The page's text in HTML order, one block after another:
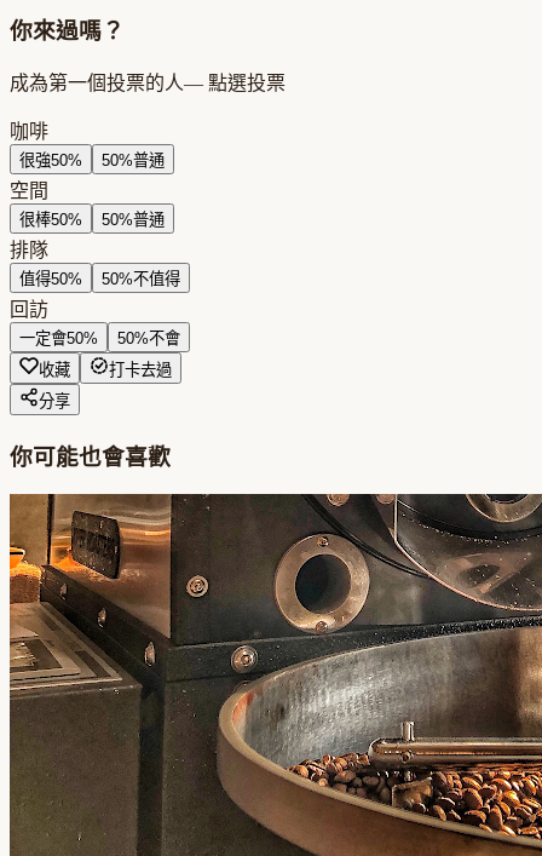
你來過嗎？
成為第一個投票的人— 點選投票
咖啡
很強50% 50%普通
空間
很棒50% 50%普通
排隊
值得50% 50%不值得
回訪
一定會50% 50%不會
收藏
打卡去過
分享
你可能也會喜歡